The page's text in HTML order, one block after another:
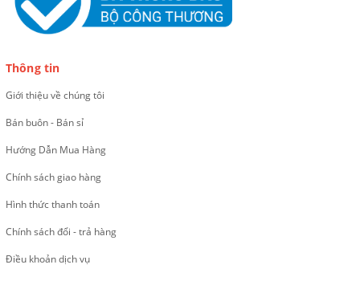
Thông tin
Giới thiệu về chúng tôi
Bán buôn - Bán sỉ
Hướng Dẫn Mua Hàng
Chính sách giao hàng
Hình thức thanh toán
Chính sách đổi - trả hàng
Điều khoản dịch vụ